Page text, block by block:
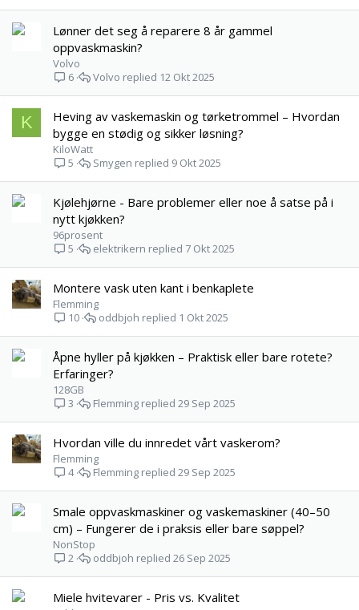
Lønner det seg å reparere 8 år gammel
oppvaskmaskin?
Volvo
6
12 Okt 2025
Volvo
K
Heving av vaskemaskin og tørketrommel – Hvordan
bygge en stødig og sikker løsning?
KiloWatt
5
9 Okt 2025
Smygen
Kjølehjørne - Bare problemer eller noe å satse på i
nytt kjøkken?
96prosent
5
7 Okt 2025
elektrikern
Montere vask uten kant i benkaplete
Flemming
10
1 Okt 2025
oddbjoh
Åpne hyller på kjøkken – Praktisk eller bare rotete?
Erfaringer?
128GB
3
29 Sep 2025
Flemming
Hvordan ville du innredet vårt vaskerom?
Flemming
4
29 Sep 2025
Flemming
Smale oppvaskmaskiner og vaskemaskiner (40–50
cm) – Fungerer de i praksis eller bare søppel?
NonStop
2
26 Sep 2025
oddbjoh
Miele hvitevarer - Pris vs. Kvalitet